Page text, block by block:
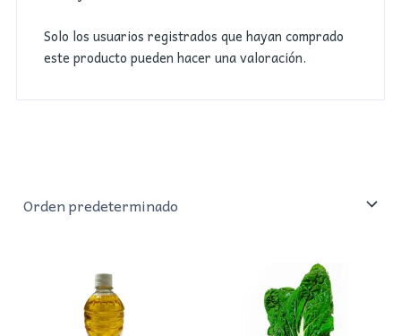
Solo los usuarios registrados que hayan comprado
este producto pueden hacer una valoración.